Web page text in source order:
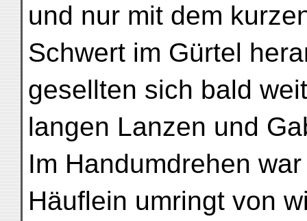
und nur mit dem
Schwert im Gürtel
gesellten sich bald
langen Lanzen und
Im Handumdrehen
Häuflein umringt von